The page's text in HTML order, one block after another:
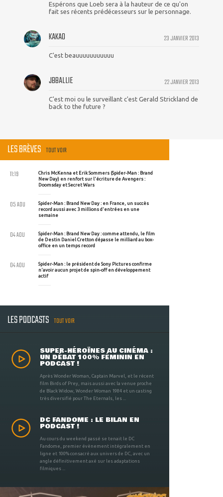
Espérons que Loeb sera à la hauteur de ce qu'on
fait ses récents prédécesseurs sur le personnage.
23 JANVIER 2013
KAKAO
C'est beauuuuuuuuuuu
22 JANVIER 2013
JBBALLIE
C'est moi ou le surveillant c'est Gerald Strickland de
back to the future ?
LES BRÈVES TOUT VOIR
Chris McKenna et Erik Sommers (Spider-Man : Brand
New Day) en renfort sur l'écriture de Avengers :
Doomsday et Secret Wars
11:19
Spider-Man : Brand New Day : en France, un succès
record aussi avec 3 millions d'entrées en une
semaine
05 AOU
Spider-Man : Brand New Day : comme attendu, le film
de Destin Daniel Cretton dépasse le milliard au box-
office en un temps record
04 AOU
Spider-Man : le président de Sony Pictures confirme
n'avoir aucun projet de spin-off en développement
actif
04 AOU
LES PODCASTS TOUT VOIR
SUPER-HÉROÏNES AU CINÉMA :
UN DÉBAT 100% FÉMININ EN
PODCAST !
Après Wonder Woman, Captain Marvel, et le récent
film Birds of Prey, mais aussi avec la venue proche
de Black Widow, Wonder Woman 1984 et un casting
très diversifié pour The Eternals, les ...
DC FANDOME : LE BILAN EN
PODCAST !
Au cours du weekend passé se tenait le DC
Fandome, premier évènement intégralement en
ligne et 100% consacré aux univers de DC, avec un
angle définitivement axé sur les adaptations
filmiques ...